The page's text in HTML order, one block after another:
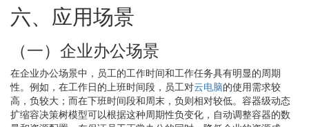
六、应用场景
（一）企业办公场景
在企业办公场景中，员工的工作时间和工作任务具有明显的周期
性。例如，在工作日的上班时间段，员工对云电脑的使用需求较
高，负较大；而在下班时间段和周末，负则相对较低。容器级动态
扩缩容决策树模型可以根据这种周期性负变化，自动调整容器的数